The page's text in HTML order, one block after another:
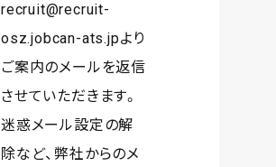
recruit@recruit-
osz.jobcan-ats.jpより
ご案内のメールを返信
させていただきます。
迷惑メール設定の解
除など、弊社からのメ